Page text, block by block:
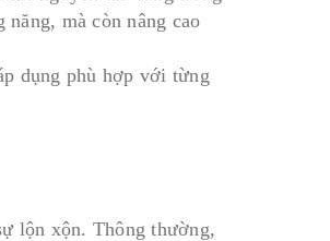
mà còn nâng cao
dụng phù hợp với từng
lộn xộn. Thông thường,